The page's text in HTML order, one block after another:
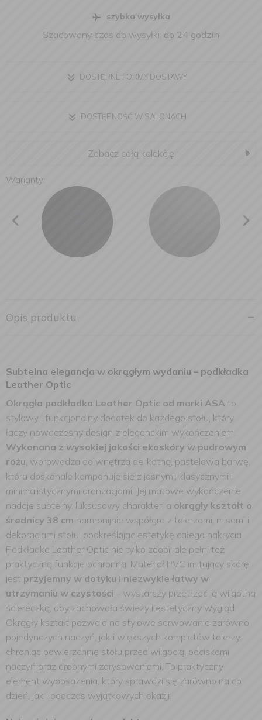
szybka wysyłka
Szacowany czas do wysyłki: do 24 godzin
DOSTĘPNE FORMY DOSTAWY
DOSTĘPNOŚĆ W SALONACH
Zobacz całą kolekcję
Warianty:
Opis produktu
Subtelna elegancja w okrągłym wydaniu – podkładka
Leather Optic
Okrągła podkładka Leather Optic od marki ASA to
stylowy i funkcjonalny dodatek do każdego stołu, który
łączy nowoczesny design z eleganckim wykończeniem.
Wykonana z wysokiej jakości ekoskóry w pudrowym
różu, wprowadza do wnętrza delikatną, pastelową barwę,
która doskonale komponuje się z jasnymi, klasycznymi i
minimalistycznymi aranżacjami. Jej matowe wykończenie
nadaje subtelny, luksusowy charakter, a okrągły kształt o
średnicy 38 cm harmonijnie współgra z talerzami, misami i
dekoracjami stołu, podkreślając estetykę całego nakrycia.
Podkładka Leather Optic nie tylko zdobi, ale pełni też
praktyczną funkcję ochronną. Materiał PVC imitujący skórę
jest przyjemny w dotyku i niezwykle łatwy w
utrzymaniu w czystości – wystarczy przetrzeć ją wilgotną
ściereczką, aby zachowała świeży i estetyczny wygląd.
Okrągły kształt pozwala na stylowe serwowanie zarówno
pojedynczych naczyń, jak i większych kompletów talerzy,
chroniąc powierzchnię stołu przed wilgocią, odciskami
naczyń oraz drobnymi zarysowaniami. To praktyczny
element wyposażenia, który sprawdzi się zarówno na co
dzień, jak i podczas wyjątkowych okazji.